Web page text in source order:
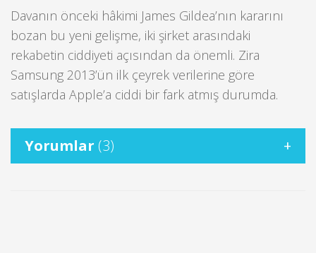
Davanın önceki hâkimi James Gildea’nın kararını
bozan bu yeni gelişme, iki şirket arasındaki
rekabetin ciddiyeti açısından da önemli. Zira
Samsung 2013’ün ilk çeyrek verilerine göre
satışlarda Apple’a ciddi bir fark atmış durumda.
Yorumlar (3)